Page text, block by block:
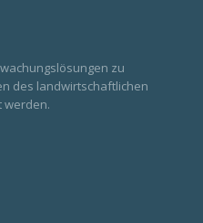
zu
des landwirtschaftlichen
werden.